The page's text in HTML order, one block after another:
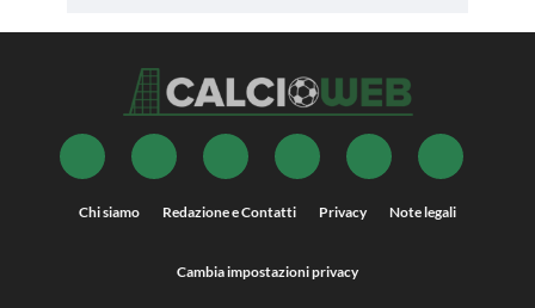
Chi siamo Redazione e Contatti Privacy Note legali
Cambia impostazioni privacy